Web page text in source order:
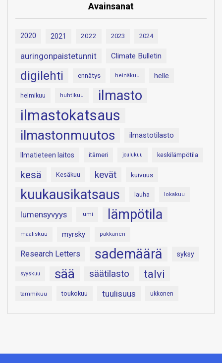
Avainsanat
2020 2021 2022 2023 2024
auringonpaistetunnit Climate Bulletin
digilehti ennätys heinäkuu helle
helmikuu huhtikuu ilmasto
ilmastokatsaus
ilmastonmuutos ilmastotilasto
Ilmatieteen laitos itämeri joulukuu keskilämpötila
kesä Kesäkuu kevät kuivuus
kuukausikatsaus lauha lokakuu
lumensyvyys lumi lämpötila
maaliskuu myrsky pakkanen
Research Letters sademäärä syksy
syyskuu sää säätilasto talvi
tammikuu toukokuu tuulisuus ukkonen